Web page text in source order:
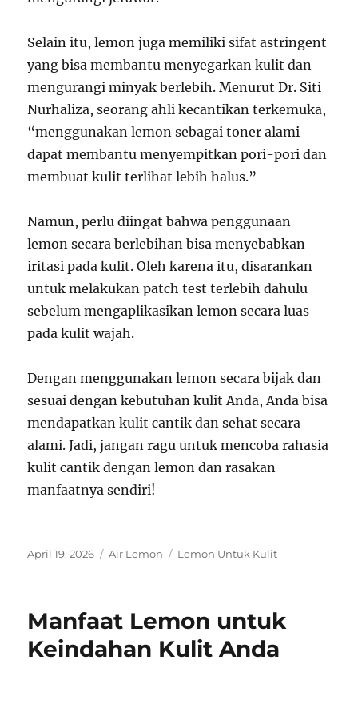
Selain itu, lemon juga memiliki sifat astringent
yang bisa membantu menyegarkan kulit dan
mengurangi minyak berlebih. Menurut Dr. Siti
Nurhaliza, seorang ahli kecantikan terkemuka,
“menggunakan lemon sebagai toner alami
dapat membantu menyempitkan pori-pori dan
membuat kulit terlihat lebih halus.”
Namun, perlu diingat bahwa penggunaan
lemon secara berlebihan bisa menyebabkan
iritasi pada kulit. Oleh karena itu, disarankan
untuk melakukan patch test terlebih dahulu
sebelum mengaplikasikan lemon secara luas
pada kulit wajah.
Dengan menggunakan lemon secara bijak dan
sesuai dengan kebutuhan kulit Anda, Anda bisa
mendapatkan kulit cantik dan sehat secara
alami. Jadi, jangan ragu untuk mencoba rahasia
kulit cantik dengan lemon dan rasakan
manfaatnya sendiri!
Posted
April 19, 2026 Categories
Air Lemon Tags
Lemon Untuk Kulit
Manfaat Lemon untuk
Keindahan Kulit Anda